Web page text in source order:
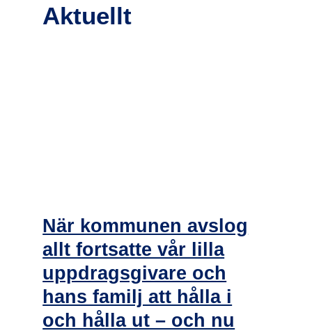
Aktuellt
När kommunen avslog
allt fortsatte vår lilla
uppdragsgivare och
hans familj att hålla i
och hålla ut – och nu